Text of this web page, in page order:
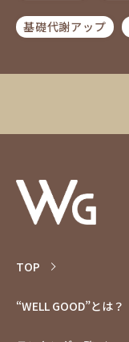
基礎代謝アップ
TOP
“WELL GOOD”とは？